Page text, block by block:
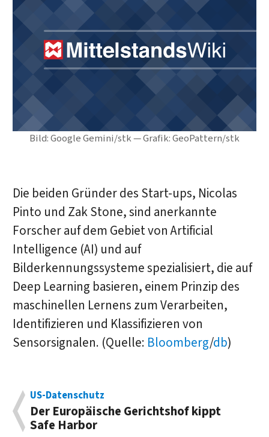
Bild: Google Gemini/stk — Grafik: GeoPattern/stk
Die beiden Gründer des Start-ups, Nicolas
Pinto und Zak Stone, sind anerkannte
Forscher auf dem Gebiet von Artificial
Intelligence (AI) und auf
Bilderkennungssysteme spezialisiert, die auf
Deep Learning basieren, einem Prinzip des
maschinellen Lernens zum Verarbeiten,
Identifizieren und Klassifizieren von
Sensorsignalen. (Quelle: Bloomberg/db)
US-Datenschutz
Der Europäische Gerichtshof kippt
Safe Harbor